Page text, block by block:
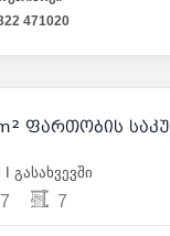
471020
360
ფართობის
გასახვევში
7 7